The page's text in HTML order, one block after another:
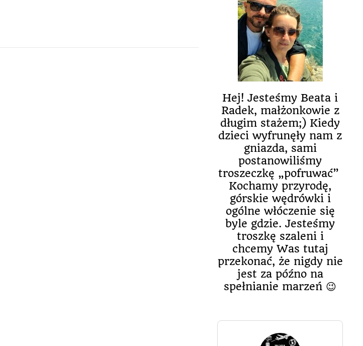
Hej! Jesteśmy Beata i
Radek, małżonkowie z
długim stażem;) Kiedy
dzieci wyfrunęły nam z
gniazda, sami
postanowiliśmy
troszeczkę „pofruwać”
Kochamy przyrodę,
górskie wędrówki i
ogólne włóczenie się
byle gdzie. Jesteśmy
troszkę szaleni i
chcemy Was tutaj
przekonać, że nigdy nie
jest za późno na
spełnianie marzeń 😉